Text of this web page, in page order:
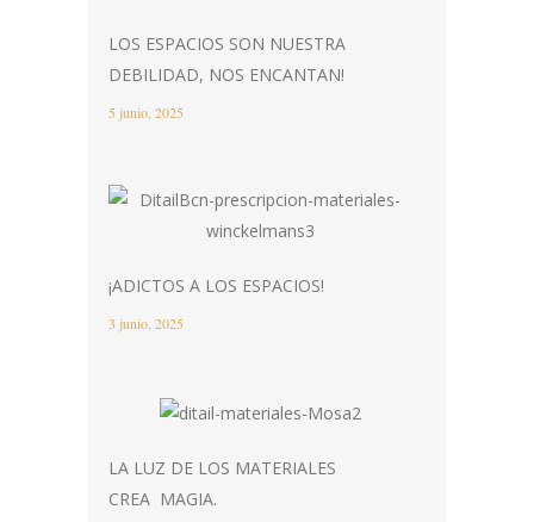
LOS ESPACIOS SON NUESTRA
DEBILIDAD, NOS ENCANTAN!
5 junio, 2025
¡ADICTOS A LOS ESPACIOS!
3 junio, 2025
LA LUZ DE LOS MATERIALES
CREA MAGIA.